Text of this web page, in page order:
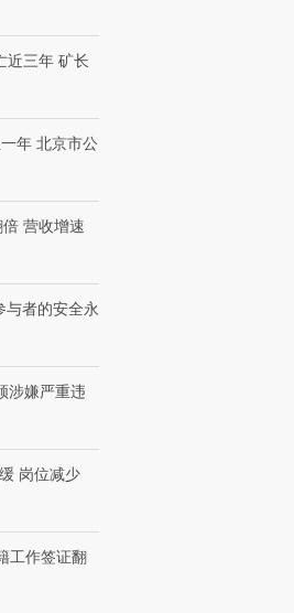
近三年 矿长
年 北京市公
营收增速
与者的安全永
涉嫌严重违
岗位减少
工作签证翻